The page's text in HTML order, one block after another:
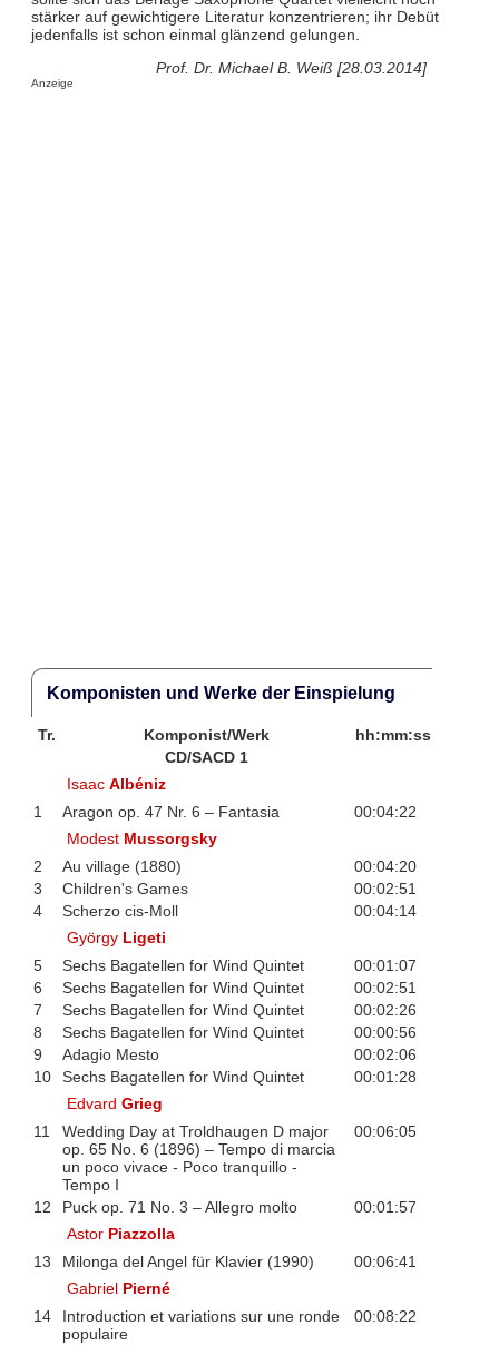
stärker auf gewichtigere Literatur konzentrieren; ihr Debüt
jedenfalls ist schon einmal glänzend gelungen.
Prof. Dr. Michael B. Weiß [28.03.2014]
Anzeige
Komponisten und Werke der Einspielung
Tr. Komponist/Werk
hh:mm:ss
CD/SACD 1
IsaacAlbéniz
1
Aragon op. 47 Nr. 6 – Fantasia
00:04:22
Modest Mussorgsky
2
Au village (1880)
00:04:20
3
Children's Games
00:02:51
4
Scherzo cis-Moll
00:04:14
György Ligeti
5
Sechs Bagatellen for Wind Quintet
00:01:07
6
Sechs Bagatellen for Wind Quintet
00:02:51
7
Sechs Bagatellen for Wind Quintet
00:02:26
8
Sechs Bagatellen for Wind Quintet
00:00:56
9
Adagio Mesto
00:02:06
10
Sechs Bagatellen for Wind Quintet
00:01:28
EdvardGrieg
11
Wedding Day at Troldhaugen D major
op. 65 No. 6 (1896) – Tempo di marcia
un poco vivace - Poco tranquillo -
Tempo I
00:06:05
12 Puck op. 71 No. 3 – Allegro molto
00:01:57
Astor Piazzolla
13
Milonga del Angel für Klavier (1990)
00:06:41
Gabriel Pierné
14
Introduction et variations sur une ronde
populaire
00:08:22